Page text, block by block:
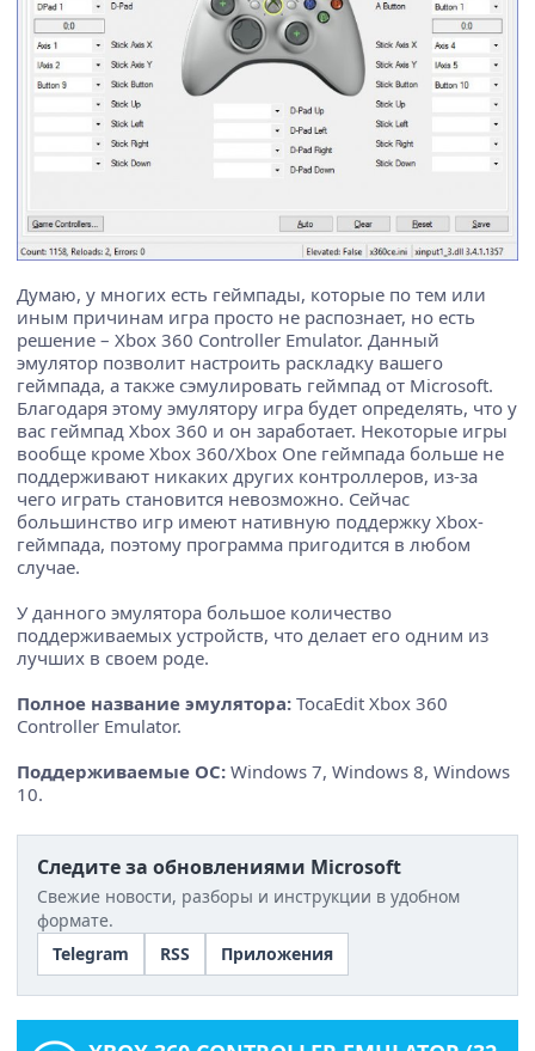
Думаю, у многих есть геймпады, которые по тем или
иным причинам игра просто не распознает, но есть
решение – Xbox 360 Controller Emulator. Данный
эмулятор позволит настроить раскладку вашего
геймпада, а также сэмулировать геймпад от Microsoft.
Благодаря этому эмулятору игра будет определять, что у
вас геймпад Xbox 360 и он заработает. Некоторые игры
вообще кроме Xbox 360/Xbox One геймпада больше не
поддерживают никаких других контроллеров, из-за
чего играть становится невозможно. Сейчас
большинство игр имеют нативную поддержку Xbox-
геймпада, поэтому программа пригодится в любом
случае.
У данного эмулятора большое количество
поддерживаемых устройств, что делает его одним из
лучших в своем роде.
Полное название эмулятора: TocaEdit Xbox 360
Controller Emulator.
Поддерживаемые ОС: Windows 7, Windows 8, Windows
10.
Следите за обновлениями Microsoft
Свежие новости, разборы и инструкции в удобном
формате.
Telegram
RSS Приложения